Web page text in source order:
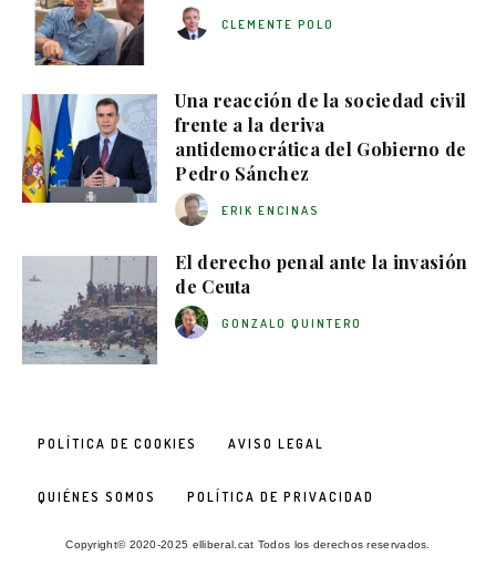
CLEMENTE POLO
Una reacción de la sociedad civil
frente a la deriva
antidemocrática del Gobierno de
Pedro Sánchez
ERIK ENCINAS
El derecho penal ante la invasión
de Ceuta
GONZALO QUINTERO
POLÍTICA DE COOKIES AVISO LEGAL
QUIÉNES SOMOS POLÍTICA DE PRIVACIDAD
Copyright© 2020-2025 elliberal.cat Todos los derechos reservados.